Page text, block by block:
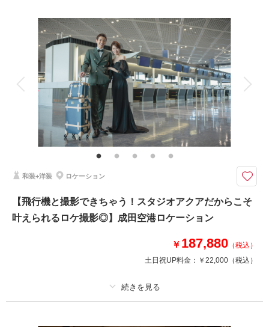
相談予約する
来店・オンライン
撮影日の空き
を確認する
撮影料 新婦衣装1着 新郎衣装1着
着付け ヘアメイク 小物一式
アルバム データ 200 カット 台紙付写真
衣装追加 会食 挙式
家族と撮影 家族用衣装レンタル ペットと撮影
その他含むもの
出張料 / ヘアメイクアテンド / ライブレタッチ
江戸時代にタイムスリップしたような風情ある町並み
見どころたくさんの佐原を観光気分で、おふたりらしく巡っての撮影です。
歴史的な建物や文化を感じることのできる佐原の町並みで残すとっておきの
フォトプラン＾＾
和装だけでなく、洋装も、和装×洋装で大正ロマン風にするもの素敵で
す！！
撮影場所： 佐原ロケーション
和装+洋装 ロケーション
【飛行機と撮影できちゃう！スタジオアクアだからこそ
叶えられるロケ撮影◎】成田空港ロケーション
￥ 187,880 （税込）
土日祝UP料金： ￥22,000 （税込）